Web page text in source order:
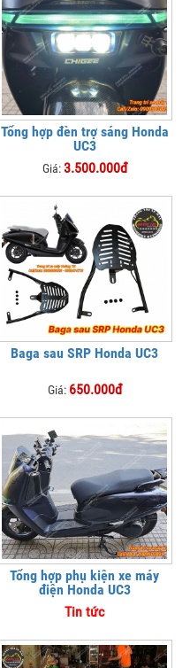
Tổng hợp đèn trợ sáng Honda
UC3
Giá:3.500.000đ
Baga sau SRP Honda UC3
Giá: 650.000đ
Tổng hợp phụ kiện xe máy
điện Honda UC3
Tin tức